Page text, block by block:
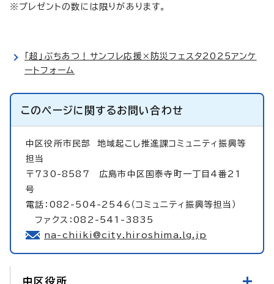
※プレゼントの数には限りがあります。
「超」ぶちあつ！サンフレ応援×防災フェスタ2025アンケ
ートフォーム
このページに関するお問い合わせ
中区役所市民部 地域起こし推進課コミュニティ振興等
担当
〒730-8587 広島市中区国泰寺町一丁目4番21
号
電話：082-504-2546（コミュニティ振興等担当）
ファクス：082-541-3835
na-chiiki@city.hiroshima.lg.jp
中区役所